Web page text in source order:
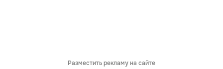
Разместить рекламу на сайте